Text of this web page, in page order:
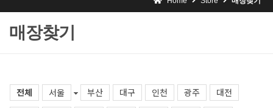
매장찾기
전체 서울 부산 대구 인천 광주
대전